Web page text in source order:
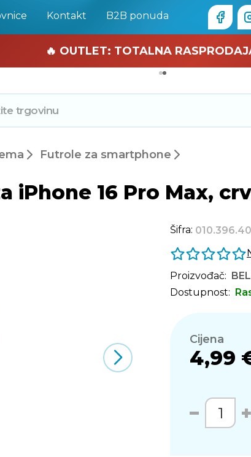
Kontakt B2B ponuda
🏄 Zaslužuješ odmor —❯
🔥 OUTLET: TOTALNA
Futrole za smartphone
iPhone 16 Pro Max,
Šifra:
Proizvođač:
Dostupnost:
Cijena
4,99